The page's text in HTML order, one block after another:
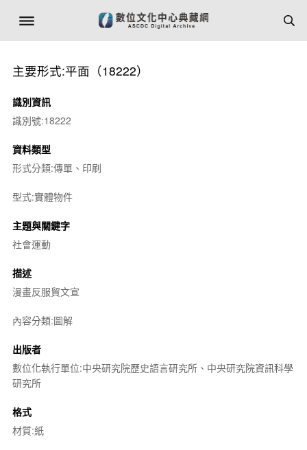
主要形式:平面（18222）
識別資訊
識別號:18222
資料類型
形式分類:傳單、印刷
型式:實體物件
主題與關鍵字
社會運動
描述
漫畫反服貿文宣
內容分類:圖解
出版者
數位化執行單位:中央研究院歷史語言研究所、中央研究院資訊科學
研究所
格式
材質:紙